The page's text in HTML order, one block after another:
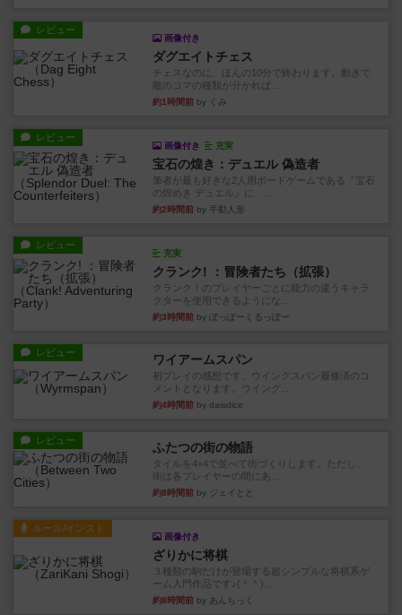
レビュー
画像付き
ダグエイトチェス
チェスなのに、ほんの10分で終わります。動きで
敵のコマの種類が分かれば...
約1時間前 by くみ
レビュー
画像付き 充実
宝石の煌き：デュエル 偽造者
筆者が最も好きな2人用ボードゲームである『宝石
の煌めき デュエル』に、...
約2時間前 by 手動人形
レビュー
充実
クランク! ：冒険者たち（拡張）
クランク！のプレイヤーごとに能力の違うキャラ
クターを使用できるようにな...
約3時間前 by ぽっぽーくるっぽー
レビュー ワイアームスパン
初プレイの感想です。ウイングスパン履修済のコ
メントとなります。ウイング...
約4時間前 by daisdice
レビュー ふたつの街の物語
タイルを4×4で並べて街づくりします。ただし、
街は各プレイヤーの間にあ...
約8時間前 by ジェイとと
ルール/インスト
画像付き
ざりかに将棋
３種類の駒だけが登場する超シンプルな将棋系ゲ
ーム入門作品です♪(＾＾)...
約8時間前 by あんちっく